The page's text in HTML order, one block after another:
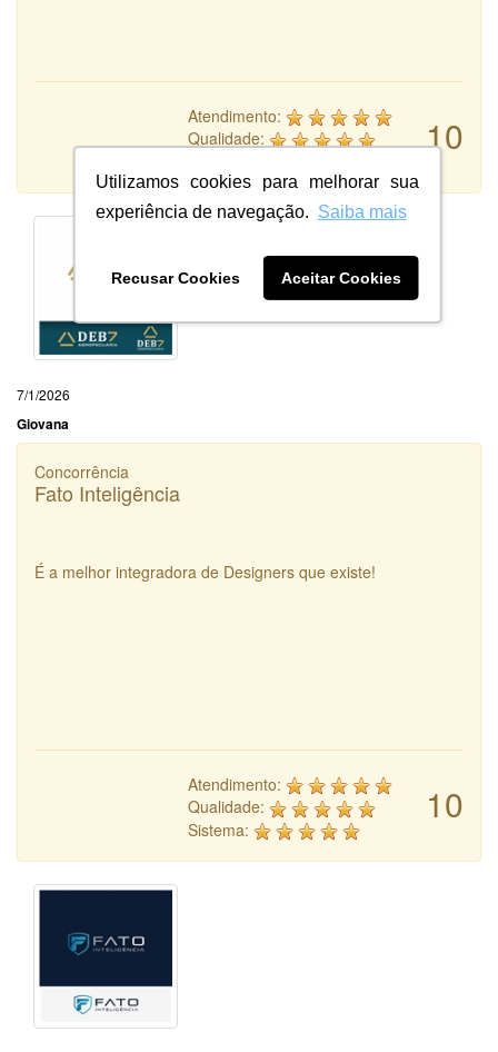
Utilizamos cookies para melhorar sua
experiência de navegação. Saiba mais
Recusar Cookies Aceitar Cookies
10
Atendimento:
Qualidade:
7/1/2026
Giovana
Concorrência
Fato Inteligência
É a melhor integradora de Designers que existe!
10
Atendimento:
Qualidade:
Sistema: